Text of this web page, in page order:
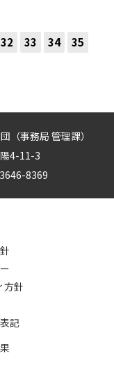
32 33 34
35
（事務局 管理課）
4-11-3
8369
方針
記